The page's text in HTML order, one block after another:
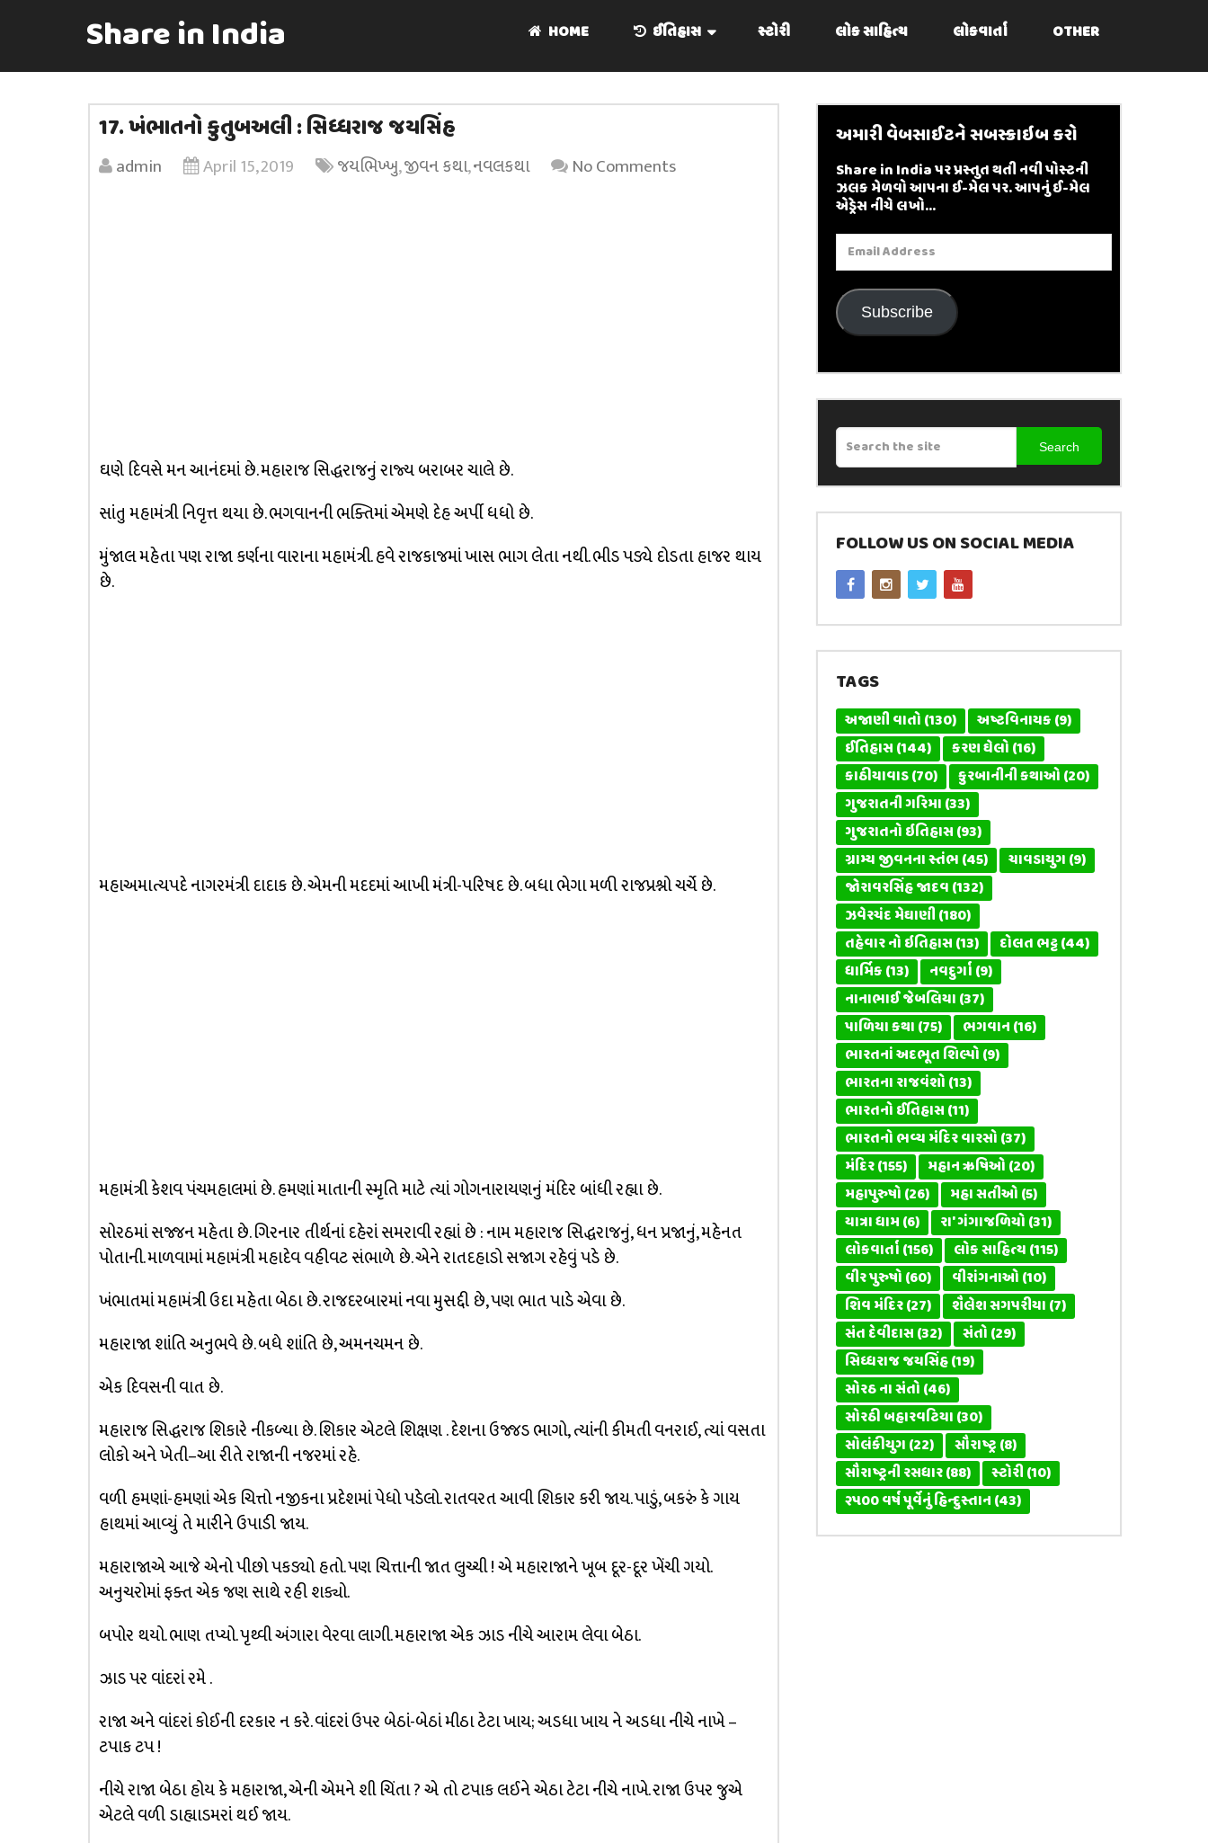
Share in India HOME ઈતિહાસ સ્ટોરી લોક સાહિત્ય લોકવાર્તા OTHER
17. ખંભાતનો કુતુબઅલી : સિધ્ધરાજ જયસિંહ
admin April 15, 2019 જયભિખ્ખુ,જીવન કથા,નવલકથા No Comments
ઘણે દિવસે મન આનંદમાં છે. મહારાજ સિદ્ધરાજનું રાજ્ય બરાબર ચાલે છે.
સાંતુ મહામંત્રી નિવૃત્ત થયા છે. ભગવાનની ભક્તિમાં એમણે દેહ અર્પી ધધો છે.
મુંજાલ મહેતા પણ રાજા કર્ણના વારાના મહામંત્રી. હવે રાજકાજમાં ખાસ ભાગ લેતા નથી. ભીડ પડ્યે દોડતા હાજર થાય
છે.
મહાઅમાત્યપદે નાગરમંત્રી દાદાક છે. એમની મદદમાં આખી મંત્રી-પરિષદ છે. બધા ભેગા મળી રાજપ્રશ્નો ચર્ચે છે.
મહામંત્રી કેશવ પંચમહાલમાં છે. હમણાં માતાની સ્મૃતિ માટે ત્યાં ગોગનારાયણનું મંદિર બાંધી રહ્યા છે.
સોરઠમાં સજ્જન મહેતા છે. ગિરનાર તીર્થનાં દહેરાં સમરાવી રહ્યાં છે : નામ મહારાજ સિદ્ધરાજનું, ધન પ્રજાનું, મહેનત
પોતાની. માળવામાં મહામંત્રી મહાદેવ વહીવટ સંભાળે છે. એને રાતદહાડો સજાગ રહેવું પડે છે.
ખંભાતમાં મહામંત્રી ઉદા મહેતા બેઠા છે. રાજદરબારમાં નવા મુસદ્દી છે, પણ ભાત પાડે એવા છે.
મહારાજા શાંતિ અનુભવે છે. બધે શાંતિ છે, અમનચમન છે.
એક દિવસની વાત છે.
મહારાજ સિદ્ધરાજ શિકારે નીકળ્યા છે. શિકાર એટલે શિક્ષણ . દેશના ઉજ્જડ ભાગો, ત્યાંની કીમતી વનરાઈ, ત્યાં વસતા
લોકો અને ખેતી–આ રીતે રાજાની નજરમાં રહે.
વળી હમણાં-હમણાં એક ચિત્તો નજીકના પ્રદેશમાં પેધો પડેલો. રાતવરત આવી શિકાર કરી જાય. પાડું, બકરું કે ગાય
હાથમાં આવ્યું તે મારીને ઉપાડી જાય.
મહારાજાએ આજે એનો પીછો પકડ્યો હતો. પણ ચિત્તાની જાત લુચ્ચી ! એ મહારાજાને ખૂબ દૂર-દૂર ખેંચી ગયો.
અનુચરોમાં ફક્ત એક જણ સાથે રહી શક્યો.
બપોર થયો. ભાણ તપ્યો. પૃથ્વી અંગારા વેરવા લાગી. મહારાજા એક ઝાડ નીચે આરામ લેવા બેઠા.
ઝાડ પર વાંદરાં રમે .
રાજા અને વાંદરાં કોઈની દરકાર ન કરે. વાંદરાં ઉપર બેઠાં-બેઠાં મીઠા ટેટા ખાય; અડધા ખાય ને અડધા નીચે નાખે –
ટપાક ટપ !
નીચે રાજા બેઠા હોય કે મહારાજા, એની એમને શી ચિંતા ? એ તો ટપાક લઈને એઠા ટેટા નીચે નાખે. રાજા ઉપર જુએ
એટલે વળી ડાહ્યાડમરાં થઈ જાય.
અમારી વેબસાઈટને સબસ્ક્રાઇબ કરો
Share in India પર પ્રસ્તુત થતી નવી પોસ્ટની
ઝલક મેળવો આપના ઈ-મેલ પર. આપનું ઈ-મેલ
એડ્રેસ નીચે લખો...
Email
Address
Subscribe
Search
FOLLOW US ON SOCIAL MEDIA
TAGS
અજાણી વાતો(130) અષ્ટવિનાયક(9)
ઈતિહાસ(144) કરણ ઘેલો(16)
કાઠીયાવાડ(70) કુરબાનીની કથાઓ(20)
ગુજરાતની ગરિમા(33)
ગુજરાતનો ઇતિહાસ(93)
ગ્રામ્ય જીવનના સ્તંભ(45) ચાવડાયુગ(9)
જોરાવરસિંહ જાદવ(132)
ઝવેરચંદ મેઘાણી(180)
તહેવાર નો ઇતિહાસ(13) દોલત ભટ્ટ(44)
ધાર્મિક(13) નવદુર્ગા(9)
નાનાભાઈ જેબલિયા(37)
પાળિયા કથા(75) ભગવાન(16)
ભારતનાં અદભૂત શિલ્પો(9)
ભારતના રાજવંશો(13)
ભારતનો ઈતિહાસ(11)
ભારતનો ભવ્ય મંદિર વારસો(37)
મંદિર(155) મહાન ઋષિઓ(20)
મહાપુરુષો(26) મહા સતીઓ(5)
યાત્રા ધામ(6) રા' ગંગાજળિયો(31)
લોકવાર્તા(156) લોક સાહિત્ય(115)
વીર પુરુષો(60) વીરાંગનાઓ(10)
શિવ મંદિર(27) શૈલેશ સગપરીયા(7)
સંત દેવીદાસ(32) સંતો(29)
સિધ્ધરાજ જયસિંહ(19)
સોરઠ ના સંતો(46)
સોરઠી બહારવટિયા(30)
સોલંકીયુગ(22) સૌરાષ્ટ્ર(8)
સૌરાષ્ટ્રની રસધાર(88) સ્ટોરી(10)
૨૫૦૦ વર્ષ પૂર્વેનું હિન્દુસ્તાન(43)